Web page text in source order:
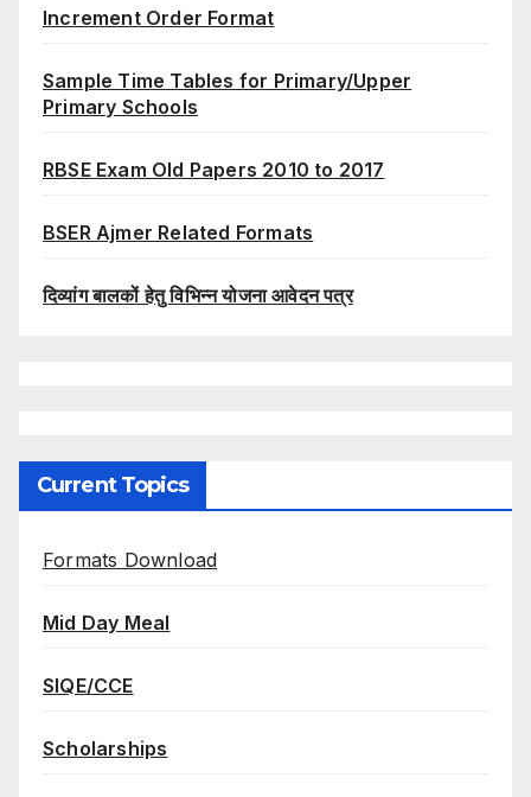
Increment Order Format
Sample Time Tables for Primary/Upper
Primary Schools
RBSE Exam Old Papers 2010 to 2017
BSER Ajmer Related Formats
दिव्यांग बालकों हेतु विभिन्न योजना आवेदन पत्र
Current Topics
Formats Download
Mid Day Meal
SIQE/CCE
Scholarships